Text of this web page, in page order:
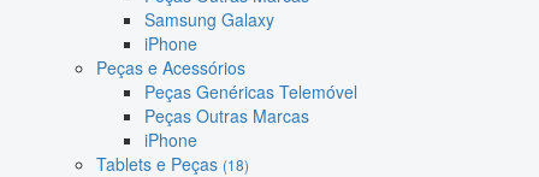
Samsung Galaxy
iPhone
Peças e Acessórios
Peças Genéricas Telemóvel
Peças Outras Marcas
iPhone
Tablets e Peças (18)